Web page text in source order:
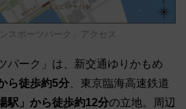
スポーツパーク」アクセス
パーク」は、新交通ゆりかもめ
ら徒歩約5分 、東京臨海高速鉄道
駅」から徒歩約12分の立地。周辺